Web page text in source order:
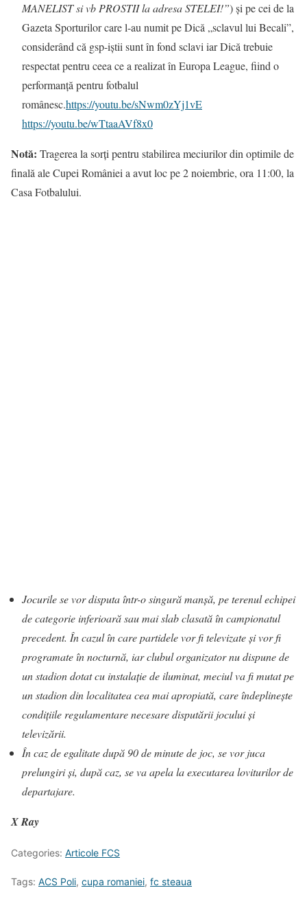
MANELIST si vb PROSTII la adresa STELEI!”) și pe cei de la
Gazeta Sporturilor care l-au numit pe Dică „sclavul lui Becali”,
considerând că gsp-iștii sunt în fond sclavi iar Dică trebuie
respectat pentru ceea ce a realizat în Europa League, fiind o
performanță pentru fotbalul
românesc.https://youtu.be/sNwm0zYj1vE
https://youtu.be/wTtaaAVf8x0
Notă: Tragerea la sorţi pentru stabilirea meciurilor din optimile de
finală ale Cupei României a avut loc pe 2 noiembrie, ora 11:00, la
Casa Fotbalului.
Jocurile se vor disputa într-o singură manşă, pe terenul echipei
de categorie inferioară sau mai slab clasată în campionatul
precedent. În cazul în care partidele vor fi televizate şi vor fi
programate în nocturnă, iar clubul organizator nu dispune de
un stadion dotat cu instalație de iluminat, meciul va fi mutat pe
un stadion din localitatea cea mai apropiată, care îndeplineşte
condițiile regulamentare necesare disputării jocului şi
televizării.
În caz de egalitate după 90 de minute de joc, se vor juca
prelungiri şi, după caz, se va apela la executarea loviturilor de
departajare.
X Ray
Categories: Articole FCS
Tags: ACS Poli, cupa romaniei, fc steaua